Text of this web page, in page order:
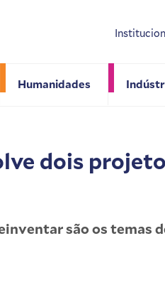
Humanidades
dois
são os temas